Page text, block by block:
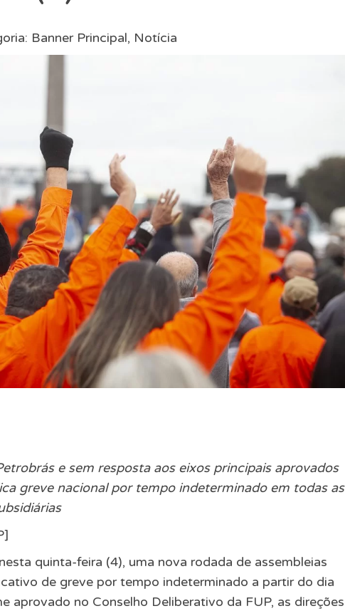
Banner Principal, Notícia
e sem resposta aos eixos principais aprovados
greve nacional por tempo indeterminado em todas as
quinta-feira (4), uma nova rodada de assembleias
de greve por tempo indeterminado a partir do dia
aprovado no Conselho Deliberativo da FUP, as direções